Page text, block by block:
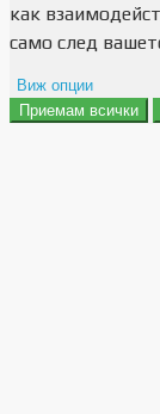
как
само след
Виж опции
Препочитания
Приемам всички